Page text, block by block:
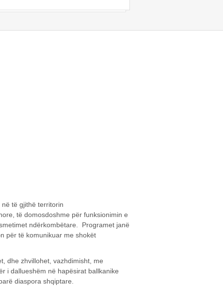
të gjithë territorin
të domosdoshme për funksionimin e
ndërkombëtare. Programet janë
për të komunikuar me shokët
dhe zhvillohet, vazhdimisht, me
i dallueshëm në hapësirat ballkanike
diaspora shqiptare.